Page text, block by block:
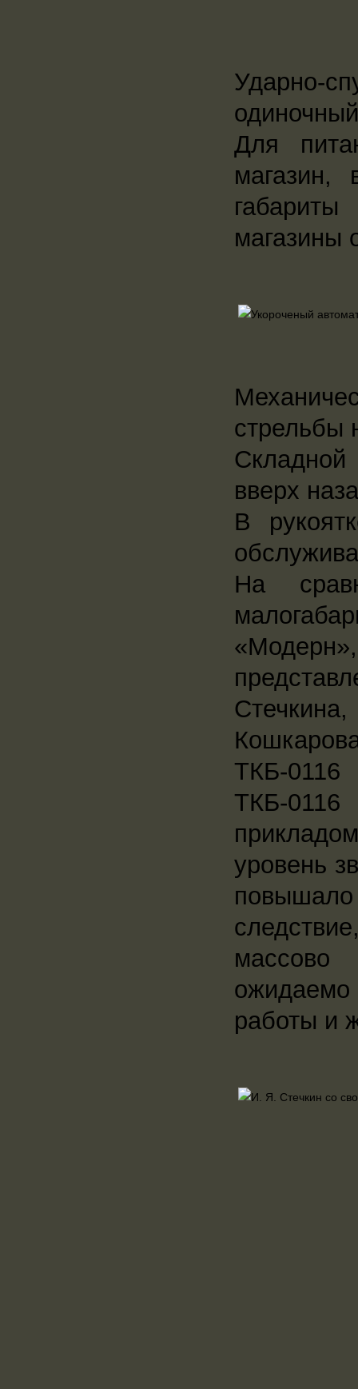
Ударно-
Для
магазины
стрельбы
Складной
вверх
В
На
ТКБ-
ТКБ-
уровень
массово
работы и